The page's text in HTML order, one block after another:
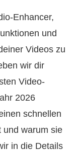
Enhancer,
und
Videos zu
wir dir
Video-
2026
schnellen
und warum sie
in die Details